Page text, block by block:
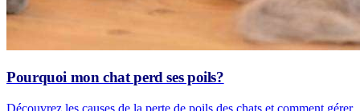
Pourquoi mon chat perd ses poils?
Découvrez les causes de la perte de poils des chats et comment gérer